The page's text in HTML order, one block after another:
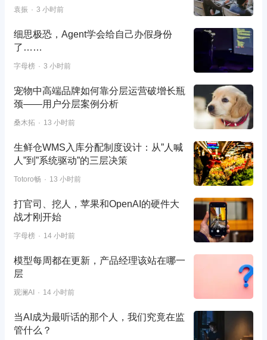
袁振 3 小时前
细思极恐，Agent学会给自己办假身份
了……
字母榜 3 小时前
宠物中高端品牌如何靠分层运营破增长瓶
颈——用户分层案例分析
桑木拓 13 小时前
生鲜仓WMS入库分配制度设计：从”人喊
人”到”系统驱动”的三层决策
Totoro畅 13 小时前
打官司、挖人，苹果和OpenAI的硬件大
战才刚开始
字母榜 14 小时前
模型每周都在更新，产品经理该站在哪一
层
观澜AI 14 小时前
当AI成为最听话的那个人，我们究竟在监
管什么？